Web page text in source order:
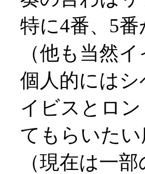
特に4番、5
（他も当然
個人的には
イビスとロ
てもらいたい
（現在は一